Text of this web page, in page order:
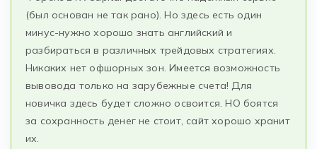
(был основан не так рано). Но здесь есть один
минус-нужно хорошо знать английский и
разбираться в различных трейдовых стратегиях.
Никаких нет офшорных зон. Имеется возможность
вывовода только на зарубежные счета! Для
новичка здесь будет сложно освоится. НО боятся
за сохранность денег не стоит, сайт хорошо хранит
их.